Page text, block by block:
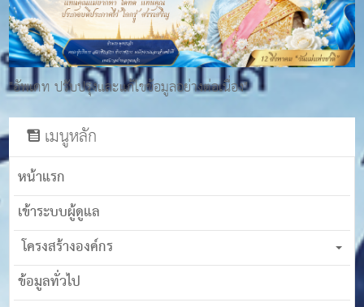
"อัพเดท ปรับปรุงและแก้ไขข้อมูลอย่างต่อเนื่อง"
เมนูหลัก
หน้าแรก
เข้าระบบผู้ดูแล
โครงสร้างองค์กร
ข้อมูลทั่วไป